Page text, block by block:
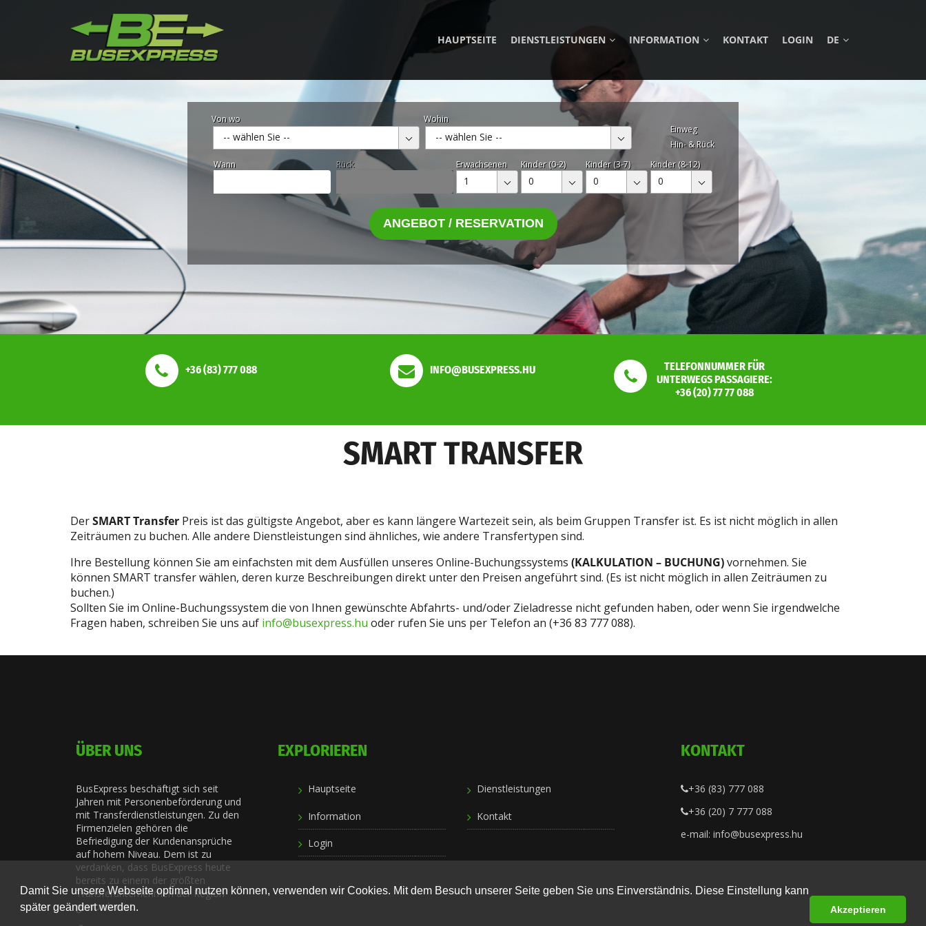
Damit Sie unsere Webseite optimal nutzen können, verwenden wir Cookies. Mit dem Besuch unserer Seite geben Sie uns Einverständnis. Diese Einstellung kann
später geändert werden.
Akzeptieren
HAUPTSEITE DIENSTLEISTUNGEN INFORMATION KONTAKT LOGIN DE
Von wo
-- wählen Sie --
Wohin
-- wählen Sie --
Einweg
Hin- & Rück
Wann
Rück Erwachsenen
1
Kinder (0-2)
0
Kinder (3-7)
0
Kinder (8-12)
0
ANGEBOT / RESERVATION
+36 (83) 777 088 INFO@BUSEXPRESS.HU
TELEFONNUMMER FÜR
UNTERWEGS PASSAGIERE:
+36 (20) 77 77 088
SMART TRANSFER
DerSMART Transfer Preis ist das gültigste Angebot, aber es kann längere Wartezeit sein, als beim Gruppen Transfer ist. Es ist nicht möglich in allen
Zeiträumen zu buchen. Alle andere Dienstleistungen sind ähnliches, wie andere Transfertypen sind.
Ihre Bestellung können Sie am einfachsten mit dem Ausfüllen unseres Online-Buchungssystems (KALKULATION – BUCHUNG)vornehmen. Sie
können SMART transferwählen, deren kurze Beschreibungen direkt unter den Preisen angeführt sind. (Es ist nicht möglich in allen Zeiträumen zu
buchen.)
Sollten Sie im Online-Buchungssystem die von Ihnen gewünschte Abfahrts- und/oder Zieladresse nicht gefunden haben, oder wenn Sie irgendwelche
Fragen haben, schreiben Sie uns auf info@busexpress.hu oder rufen Sie uns per Telefon an (+36 83 777 088).
ÜBER UNS
BusExpress beschäftigt sich seit
Jahren mit Personenbeförderung und
mit Transferdienstleistungen. Zu den
Firmenzielen gehören die
Befriedigung der Kundenansprüche
auf hohem Niveau. Dem ist zu
verdanken, dass BusExpress heute
bereits zu einem der größten
Transferunternehmen der Region
geworden ist.
EXPLORIEREN
Hauptseite Dienstleistungen
Information Kontakt
Login
KONTAKT
+36 (83) 777 088
+36 (20) 7 777 088
e-mail: info@busexpress.hu